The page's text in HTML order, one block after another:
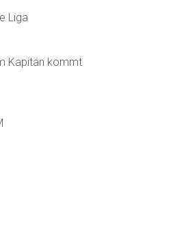
Liga
Kapitän kommt